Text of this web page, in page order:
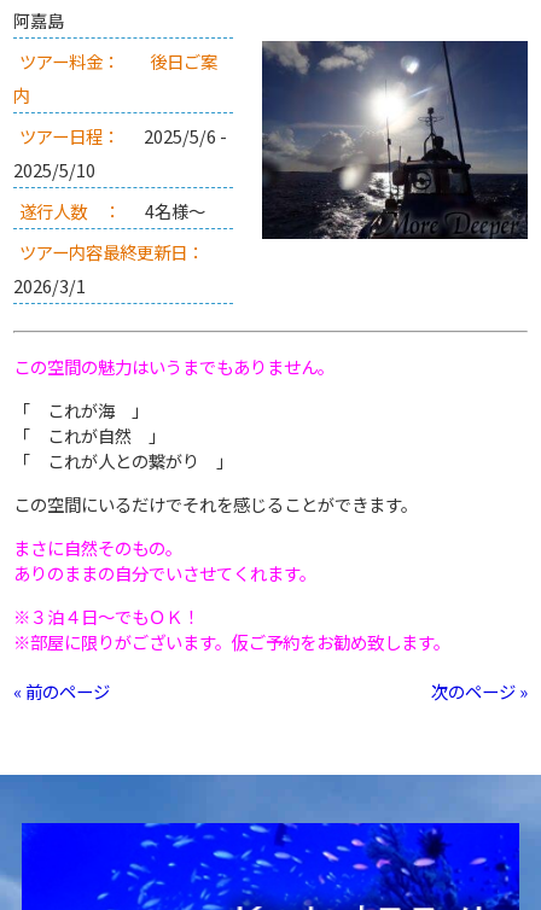
阿嘉島
ツアー料金：
後日ご案
内
ツアー日程：
2025/5/6 -
2025/5/10
遂行人数 ：
4名様～
ツアー内容最終更新日：
2026/3/1
この空間の魅力はいうまでもありません。
「 これが海 」
「 これが自然 」
「 これが人との繋がり 」
この空間にいるだけでそれを感じることができます。
まさに自然そのもの。
ありのままの自分でいさせてくれます。
※３泊４日～でもＯＫ！
※部屋に限りがございます。仮ご予約をお勧め致します。
« 前のページ
次のページ »